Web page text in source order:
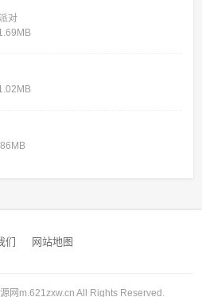
对
们 网站地图
网m.621zxw.cn All Rights Reserved.